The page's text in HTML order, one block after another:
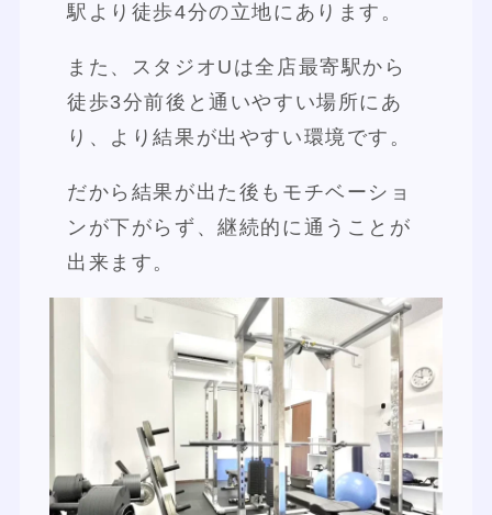
駅より徒歩4分の立地にあります。
また、スタジオUは全店最寄駅から
徒歩3分前後と通いやすい場所にあ
り、より結果が出やすい環境です。
だから結果が出た後もモチベーショ
ンが下がらず、継続的に通うことが
出来ます。